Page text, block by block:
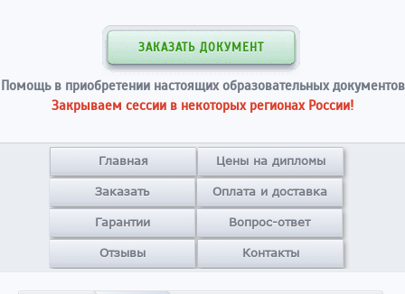
ЗАКАЗАТЬ ДОКУМЕНТ
Помощь в приобретении настоящих образовательных документов
Закрываем сессии в некоторых регионах России!
Главная Цены на дипломы
Заказать Оплата и доставка
Гарантии Вопрос-ответ
Отзывы Контакты